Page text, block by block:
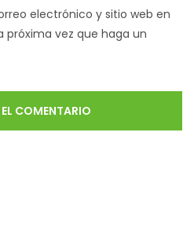
electrónico y sitio web en
próxima vez que haga un